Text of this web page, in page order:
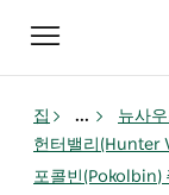
Toggle
navigation
집 ... 뉴사
헌터밸리(Hunter
포콜빈(Pokolbin)